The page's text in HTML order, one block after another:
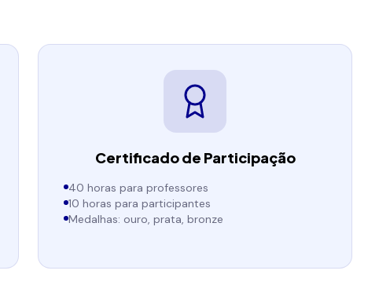
Certificado de Participação
40 horas para professores
10 horas para participantes
Medalhas: ouro, prata, bronze